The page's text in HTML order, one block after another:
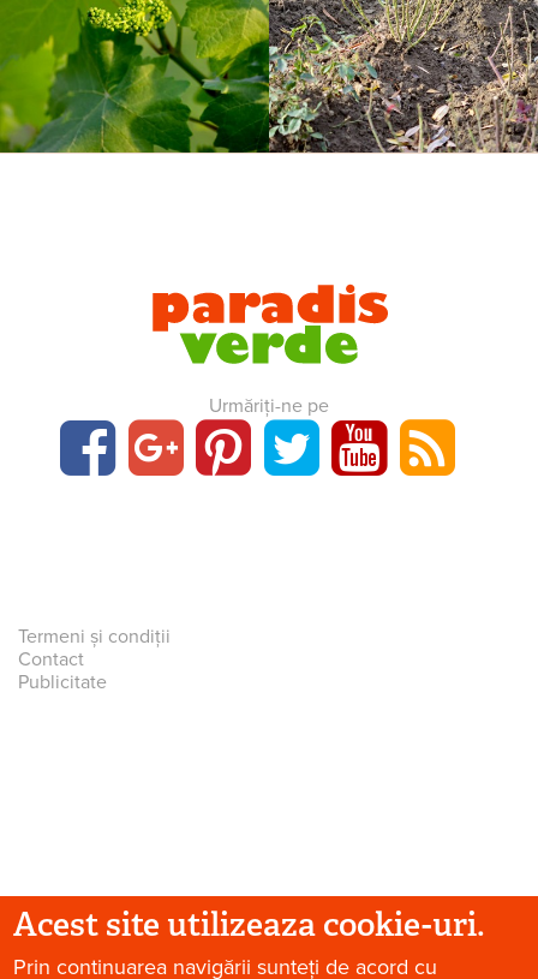
Urmăriți-ne pe
Termeni și condiții
Contact
Publicitate
Acest site utilizeaza cookie-uri.
Prin continuarea navigării sunteți de acord cu